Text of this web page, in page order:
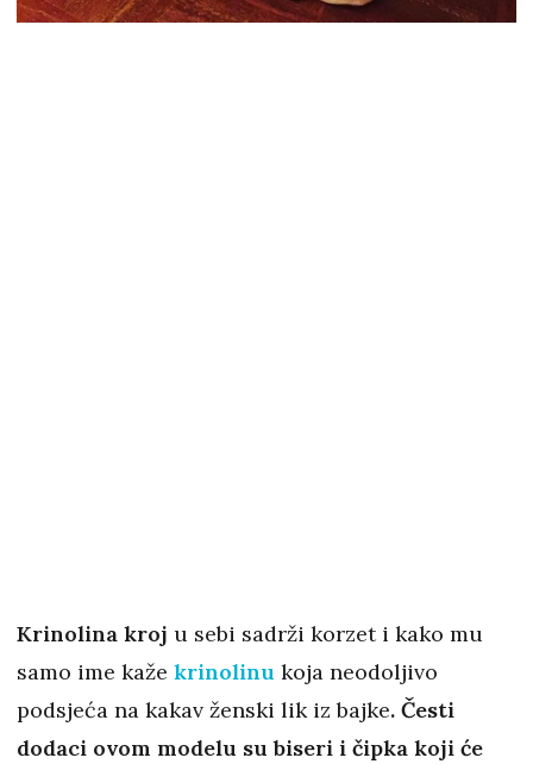
Krinolina kroj u sebi sadrži korzet i kako mu
samo ime kaže krinolinu koja neodoljivo
podsjeća na kakav ženski lik iz bajke. Česti
dodaci ovom modelu su biseri i čipka koji će